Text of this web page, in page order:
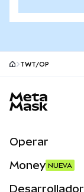
TWT/OP
Operar
Money NUEVA
Desarrollador